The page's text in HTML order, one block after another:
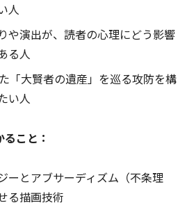
人
や演出が、読者の心理にどう影響
る人
「大賢者の遺産」を巡る攻防を構
い人
こと：
ーとアブサーディズム（不条理
る描画技術